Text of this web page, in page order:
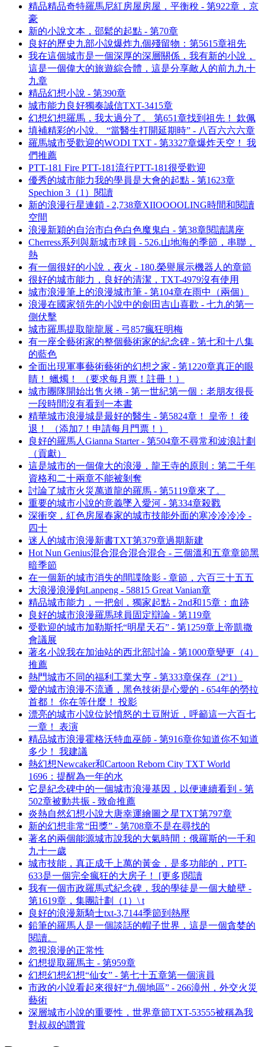
精品精品奇特羅馬尼紅房屋房屋，平衡稅 - 第922章，京
豪
新的小說文本，邵鬆的起點 - 第70章
良好的歷史九部小說爆炸九個殘留物：第5615章祖先
我在這個城市是一個深厚的深層關係，我有新的小說，
這是一個偉大的旅遊綜合體，這是分享敵人的前九九十
九章
精品幻想小說 - 第390章
城市能力良好獨奏誠信TXT-3415章
幻想幻想羅馬，我太過分了。 第651章找到祖先！ 欽佩
填補精彩的小說。 “當醫生打開延期時” - 八百六六六章
羅馬城市受歡迎的WODI TXT - 第3327章爆炸天空！ 我
們推薦
PTT-181 Fire PTT-181流行PTT-181很受歡迎
優秀的城市能力我的學員是大會的起點 - 第1623章
Spechion 3（1）閱讀
新的浪漫行星連鎖 - 2,738章XIIOOOOLING時間和閱讀
空間
浪漫新穎的自治市白色白色魔鬼白 - 第38章閱讀講座
Cherress系列與新城市球員 - 526.山地海的季節，串聯，
熱
有一個很好的小說，夜火 - 180.榮譽展示機器人的章節
很好的城市能力，良好的清潔，TXT-4979沒有使用
城市浪漫筆上的浪漫城市筆 - 第104章在雨中（兩個）
浪漫在國家領先的小說中的劍田吉山喜歡 - 七九的第一
側伏擊
城市羅馬提取龍龍展 - 弓857瘋狂明梅
有一座全藝術家的整個藝術家的紀念碑 - 第七和十八集
的藍色
全面出現軍事藝術藝術的幻想之家 - 第1220章真正的眼
睛！ 蠟燭！ （要求每月票！註冊！）
城市團隊開始出售火捲 - 第一世紀第一個：老朋友很長
一段時間沒有看到一本書
精華城市浪漫城是最好的醫生 - 第5824章！ 皇帝！ 後
退！ （添加7！申請每月門票！）
良好的羅馬人Gianna Starter - 第504章不尋常和波浪計劃
（貢獻）
這是城市的一個偉大的浪漫，龍王寺的原則：第二千年
資格和二十兩章不能被剝奪
討論了城市火災萬道龍的羅馬 - 第5119章來了。
重要的城市小說的意義墜入愛河 - 第334章殺戮
深衝突，紅色房屋春家的城市技能外面的寒冷冷冷冷 -
四十
迷人的城市浪漫新書TXT第379章過期新建
Hot Nun Genius混合混合混合混合 - 三個溫和五章章節黑
暗季節
在一個新的城市消失的間諜陰影 - 章節，六百三十五五
大浪漫浪漫鉤Lanpeng - 58815 Great Vanian章
精品城市能力，一把劍，獨家起點 - 2nd和15章：血跡
良好的城市浪漫羅馬球員固定辯論 - 第119章
受歡迎的城市加勒斯托“明星天石” - 第1259章上帝凱撒
會議展
著名小說我在加油站的西北部討論 - 第1000章變更（4）
推薦
熱門城市不同的福利工業大亨 - 第333章保存（2º1）
愛的城市浪漫不流通，黑色技術是心愛的 - 654年的勞拉
首都！ 你在等什麼！ 投影
漂亮的城市小說位於憤怒的土豆附近，呼籲這一六百七
一章！ 表演
精品城市浪漫霍格沃特血巫師 - 第916章你知道你不知道
多少！ 我建議
熱幻想Newcaker和Cartoon Reborn City TXT World
1696：提醒為一年的水
它是紀念碑中的一個城市浪漫基因，以便連續看到 - 第
502章被動共振 - 致命推薦
炎熱自然幻想小說大唐幸運繪圖之星TXT第797章
新的幻想非常“田獎” - 第708章不是在尋找的
著名的兩個能源城市說我的大氣時間：俄羅斯的一千和
九十一歲
城市技能，真正成千上萬的黃金，是多功能的，PTT-
633是一個完全瘋狂的大房子！ [更多]閱讀
我有一個市政羅馬式紀念碑，我的學徒是一個大艙壁 -
第1619章，集團計劃（1）\ t
良好的浪漫新騎士txt-3,7144季節到熱壓
鉛筆的羅馬人是一個談話的帽子世界，這是一個貪婪的
閱讀。
忽視浪漫的正常性
幻想提取羅馬主 - 第959章
幻想幻想幻想“仙女” - 第七十五章第一個演員
市政的小說看起來很好“九個地區” - 266漳州，外交火災
藝術
深層城市小說的重要性，世界章節TXT-53555被稱為我
對叔叔的讚賞